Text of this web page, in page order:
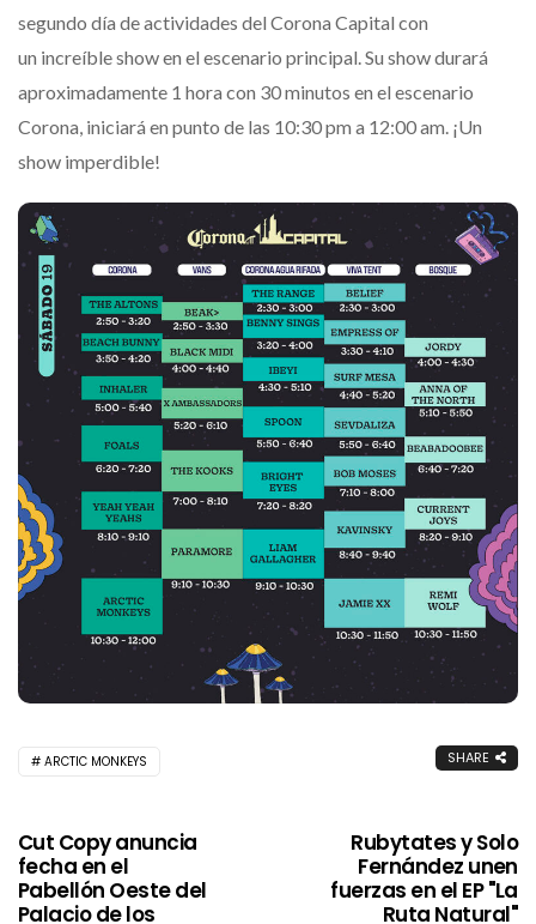
segundo día de actividades del Corona Capital con
un increíbleshow en el escenario principal. Su show durará
aproximadamente 1 hora con 30 minutos en el escenario
Corona, iniciará en punto de las 10:30 pm a 12:00 am. ¡Un
show imperdible!
ARCTIC MONKEYS SHARE
Cut Copy anuncia
fecha en el
Pabellón Oeste del
Palacio de los
Rubytates y Solo
Fernández unen
fuerzas en el EP "La
Ruta Natural"